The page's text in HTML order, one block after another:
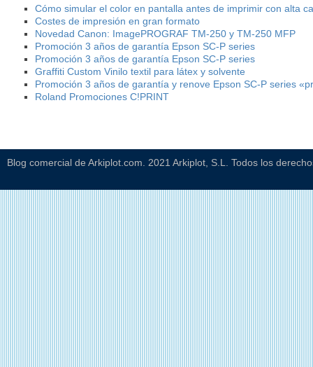
Cómo simular el color en pantalla antes de imprimir con alta
Costes de impresión en gran formato
Novedad Canon: ImagePROGRAF TM-250 y TM-250 MFP
Promoción 3 años de garantía Epson SC-P series
Promoción 3 años de garantía Epson SC-P series
Graffiti Custom Vinilo textil para látex y solvente
Promoción 3 años de garantía y renove Epson SC-P series
Roland Promociones C!PRINT
Blog comercial de Arkiplot.com. 2021 Arkiplot, S.L. Todos los